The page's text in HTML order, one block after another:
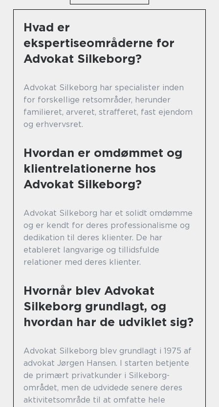
Hvad er
ekspertiseområderne for
Advokat Silkeborg?
Advokat Silkeborg har specialister inden
for forskellige retsområder, herunder
familieret, arveret, strafferet, fast ejendom
og erhvervsret.
Hvordan er omdømmet og
klientrelationerne hos
Advokat Silkeborg?
Advokat Silkeborg har et solidt omdømme
og er kendt for deres professionalisme og
dedikation til deres klienter. De har
etableret langvarige og tillidsfulde
relationer med deres klienter.
Hvornår blev Advokat
Silkeborg grundlagt, og
hvordan har de udviklet sig?
Advokat Silkeborg blev grundlagt i 1975 af
advokat Jørgen Hansen. I starten betjente
de primært privatkunder i Silkeborg-
området, men de udvidede senere deres
aktivitetsområde til at omfatte hele